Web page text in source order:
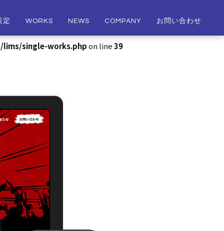
定 WORKS NEWS COMPANY お問い合わせ
single-works.phpon line39